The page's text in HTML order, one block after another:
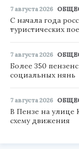
7 августа 2026
С начала года
туристических
7 августа 2026
Более 350
социальных нянь
7 августа 2026
В Пензе на улице
схему движения